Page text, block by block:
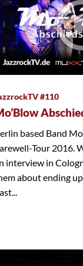
#110
based Band
Tour 2016.
interview in
about ending